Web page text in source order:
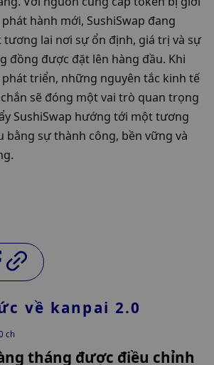
hành mới, SushiSwap đang
tương lai nơi sự ổn định, giá trị và sự
đồng được đặt lên hàng đầu. Khi
triển, những nguyên tắc kinh tế
sẽ đóng một vai trò quan trọng
SushiSwap hướng tới một tương
bằng sự thành công, bền vững và
về kanpai 2.0
ch
tháng được điều chỉnh